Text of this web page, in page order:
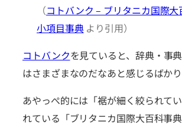
（コトバンク – ブリタニカ国際
小項目事典より引用）
コトバンクを見ていると、辞典・事
はさまざまなのだなあと感じるばかり
あやっぺ的には「裾が細く絞られて
れている「ブリタニカ国際大百科事